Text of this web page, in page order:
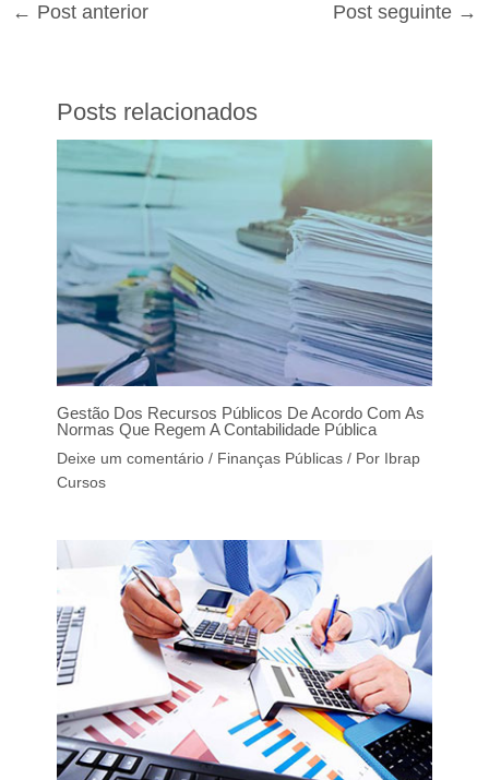
← Post anterior Post seguinte →
Posts relacionados
Gestão Dos Recursos Públicos De Acordo Com As
Normas Que Regem A Contabilidade Pública
Deixe um comentário / Finanças Públicas/ Por Ibrap
Cursos